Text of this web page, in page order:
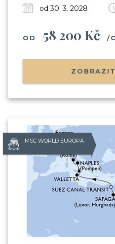
od 30. 3. 2028
OD 58 200 Kč /
MSC WORLD EUROPA